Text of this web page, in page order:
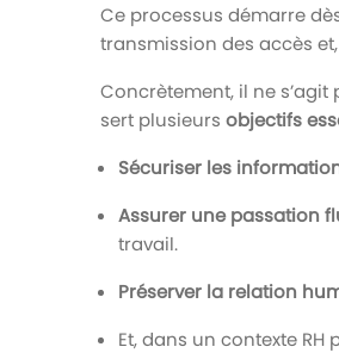
Ce processus démarre
transmission des accès
Concrètement, il ne
sert plusieurs objectifs
Sécuriser les
Assurer une passation
travail.
Préserver la relation
Et, dans un contexte RH